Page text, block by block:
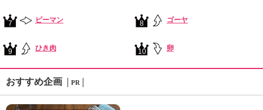
7 ピーマン 8 ゴーヤ
9 ひき肉 10 卵
おすすめ企画 PR